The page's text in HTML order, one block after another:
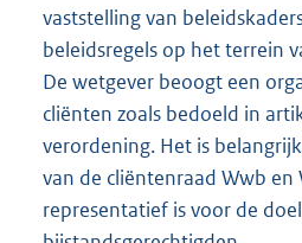
vaststelling van
beleidsregels op het terrein
De wetgever beoogt een
cliënten zoals bedoeld in
verordening. Het is
van de cliëntenraad Wwb en
representatief is voor de